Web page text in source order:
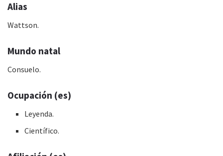
Alias
Wattson.
Mundo natal
Consuelo.
Ocupación (es)
Leyenda.
Científico.